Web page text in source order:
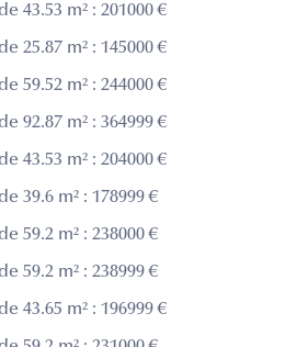
43.53 m² : 201000 €
25.87 m² : 145000 €
59.52 m² : 244000 €
92.87 m² : 364999 €
43.53 m² : 204000 €
39.6 m² : 178999 €
59.2 m² : 238000 €
59.2 m² : 238999 €
43.65 m² : 196999 €